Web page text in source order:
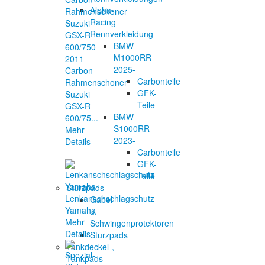
Alpha-
Racing
Rennverkleidung
BMW
M1000RR
2025-
Carbonteile
GFK-
Teile
BMW
S1000RR
2023-
Carbonteile
GFK-
Teile
Sturzpads
Gabel-
u.
Schwingenprotektoren
Sturzpads
Tankdeckel-,
Tankpads
Carbon-
Rahmenschoner
Suzuki
GSX-R
600/75...
Mehr
Details
Lenkanschschlagschutz
Yamaha
Mehr
Details